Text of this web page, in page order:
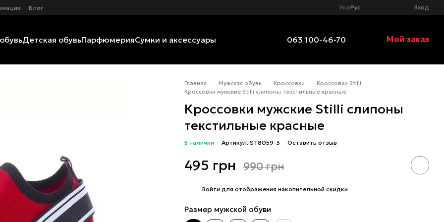
Блог УкрРус Вход
Детская обувьПарфюмерияСумки и аксессуары 063 100-46-70 Мой заказ
Главная Мужская обувь Кроссовки
Кроссовки Stilli
Кроссовки мужские Stilli слипоны текстильные красные
Кроссовки мужские Stilli слипоны
текстильные красные
В наличии Артикул: ST8059-3 Оставить отзыв
495 грн 990 грн
Войти для отображения накопительной скидки
Размер мужской обуви